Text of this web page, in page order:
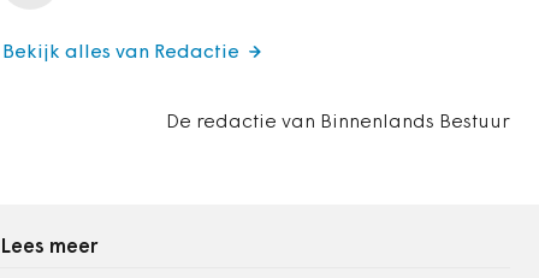
De redactie van Binnenlands Bestuur
Bekijk alles van Redactie
Lees meer